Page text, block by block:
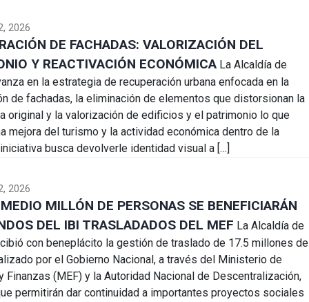
2026
DE FACHADAS: VALORIZACIÓN DEL
Y REACTIVACIÓN ECONÓMICA La Alcaldía de
en la estrategia de recuperación urbana enfocada en la
de fachadas, la eliminación de elementos que distorsionan la
original y la valorización de edificios y el patrimonio lo que
mejora del turismo y la actividad económica dentro de la
busca devolverle identidad visual a […]
2026
MILLÓN DE PERSONAS SE BENEFICIARÁN
DEL IBI TRASLADADOS DEL MEF La Alcaldía de
con beneplácito la gestión de traslado de 17.5 millones de
por el Gobierno Nacional, a través del Ministerio de
Finanzas (MEF) y la Autoridad Nacional de Descentralización,
permitirán dar continuidad a importantes proyectos sociales